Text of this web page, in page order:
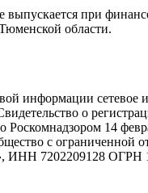
выпускается при
области.
информации сетевое
о
Роскомнадзором 14
с ограниченной
, ИНН 7202209128 ОГРН